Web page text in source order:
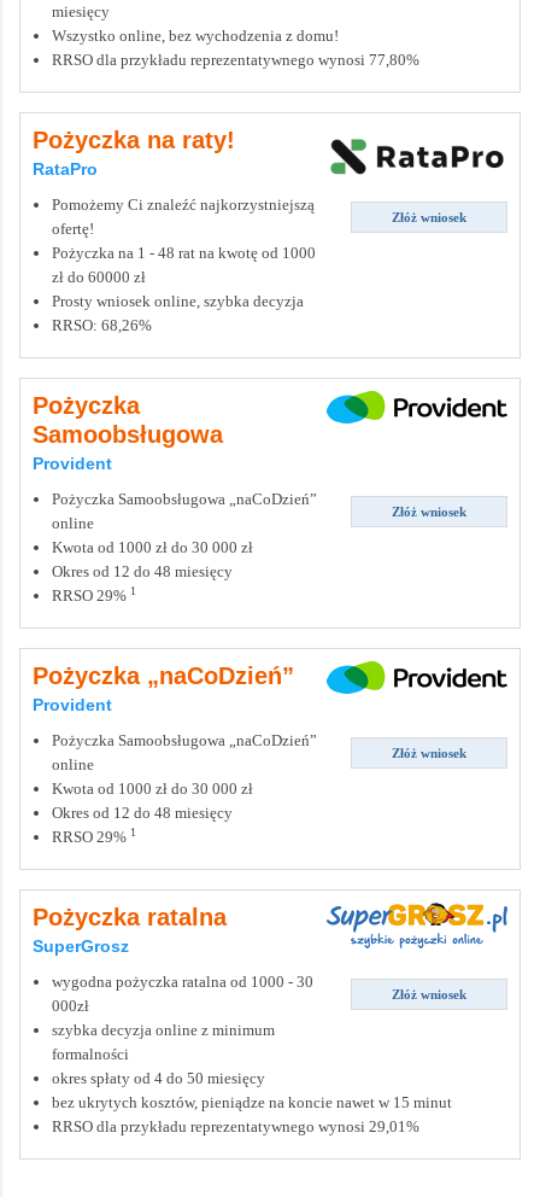
miesięcy
Wszystko online, bez wychodzenia z domu!
RRSO dla przykładu reprezentatywnego wynosi 77,80%
Pożyczka na raty!
RataPro
Złóż wniosek
Pomożemy Ci znaleźć najkorzystniejszą
ofertę!
Pożyczka na 1 - 48 rat na kwotę od 1000
zł do 60000 zł
Prosty wniosek online, szybka decyzja
RRSO: 68,26%
Pożyczka
Samoobsługowa
Provident
Złóż wniosek
Pożyczka Samoobsługowa „naCoDzień”
online
Kwota od 1000 zł do 30 000 zł
Okres od 12 do 48 miesięcy
RRSO 29% 1
Pożyczka „naCoDzień”
Provident
Złóż wniosek
Pożyczka Samoobsługowa „naCoDzień”
online
Kwota od 1000 zł do 30 000 zł
Okres od 12 do 48 miesięcy
RRSO 29% 1
Pożyczka ratalna
SuperGrosz
Złóż wniosek
wygodna pożyczka ratalna od 1000 - 30
000zł
szybka decyzja online z minimum
formalności
okres spłaty od 4 do 50 miesięcy
bez ukrytych kosztów, pieniądze na koncie nawet w 15 minut
RRSO dla przykładu reprezentatywnego wynosi 29,01%